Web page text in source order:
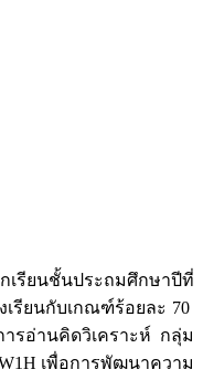
เรียนชั้นประถมศึกษาปีที่
เรียนกับเกณฑ์ร้อยละ 70
รอ่านคิดวิเคราะห์ กลุ่ม
เพื่อการพัฒนาความ